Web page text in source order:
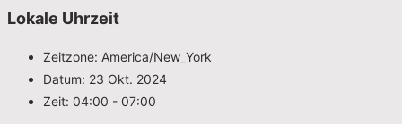
Lokale Uhrzeit
Zeitzone: America/New_York
Datum: 23 Okt. 2024
Zeit: 04:00 - 07:00